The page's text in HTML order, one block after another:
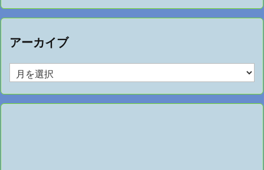
アーカイブ
ー
カ